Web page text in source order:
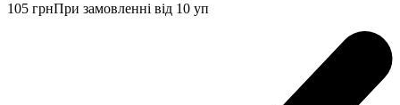
105 грнПри замовленні від 10 уп